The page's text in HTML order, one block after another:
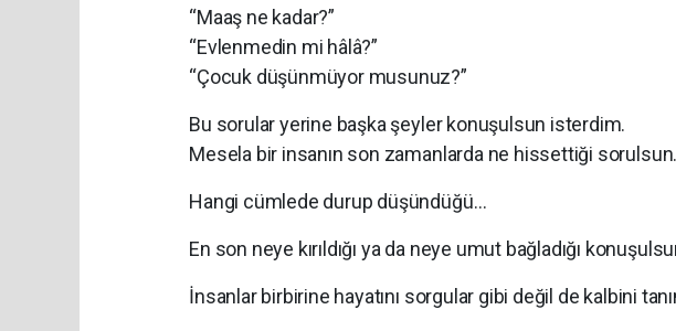
“Maaş ne kadar?”
“Evlenmedin mi hâlâ?”
“Çocuk düşünmüyor musunuz?”
Bu sorular yerine başka şeyler konuşulsun isterdim.
Mesela bir insanın son zamanlarda ne hissettiği
Hangi cümlede durup düşündüğü…
En son neye kırıldığı ya da neye umut bağladığı
İnsanlar birbirine hayatını sorgular gibi değil de kalbini